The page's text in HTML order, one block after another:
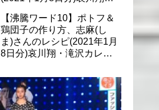
【沸騰ワード10】ポトフ＆
鶏団子の作り方、志麻(し
ま)さんのレシピ(2021年1月
8日分)哀川翔・滝沢カレ